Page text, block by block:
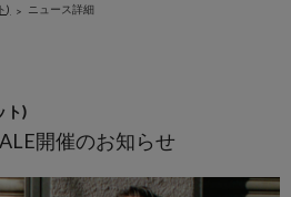
) ニュース詳細
ト)
開催のお知らせ